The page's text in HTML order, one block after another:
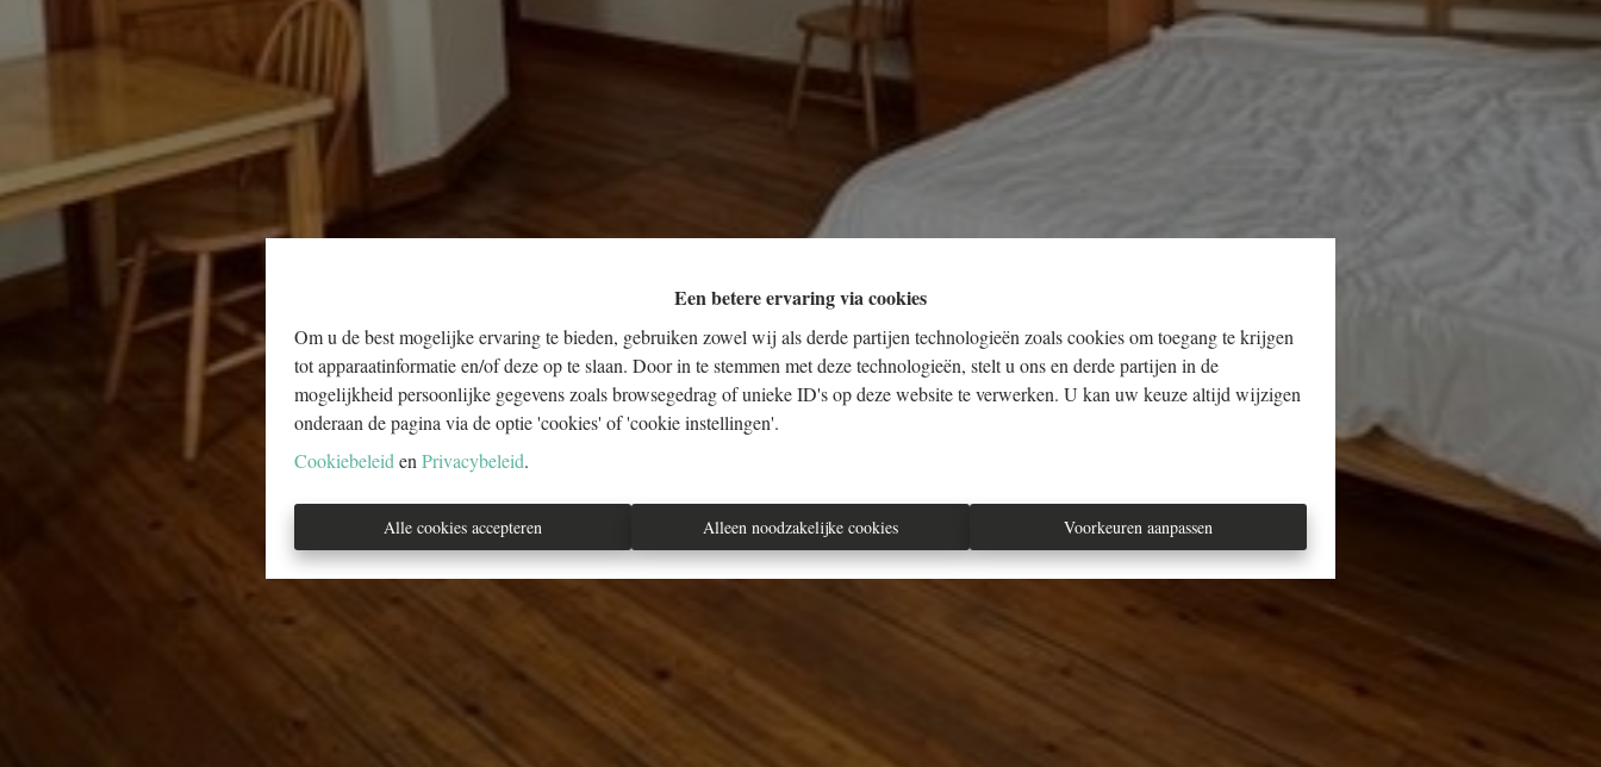
Een betere ervaring via cookies
Om u de best mogelijke ervaring te bieden, gebruiken zowel wij als derde partijen technologieën zoals cookies om toegang te krijgen
tot apparaatinformatie en/of deze op te slaan. Door in te stemmen met deze technologieën, stelt u ons en derde partijen in de
mogelijkheid persoonlijke gegevens zoals browsegedrag of unieke ID's op deze website te verwerken. U kan uw keuze altijd wijzigen
onderaan de pagina via de optie 'cookies' of 'cookie instellingen'.
Cookiebeleid en Privacybeleid.
Alle cookies accepteren Alleen noodzakelijke cookies Voorkeuren aanpassen